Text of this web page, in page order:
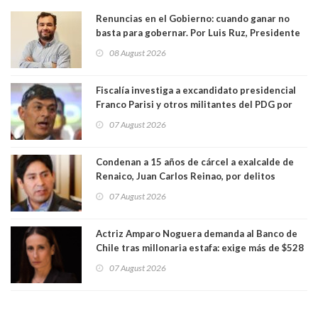
Renuncias en el Gobierno: cuando ganar no
basta para gobernar. Por Luis Ruz, Presidente
08 August 2026
Fiscalía investiga a excandidato presidencial
Franco Parisi y otros militantes del PDG por
07 August 2026
Condenan a 15 años de cárcel a exalcalde de
Renaico, Juan Carlos Reinao, por delitos
07 August 2026
Actriz Amparo Noguera demanda al Banco de
Chile tras millonaria estafa: exige más de $528
07 August 2026